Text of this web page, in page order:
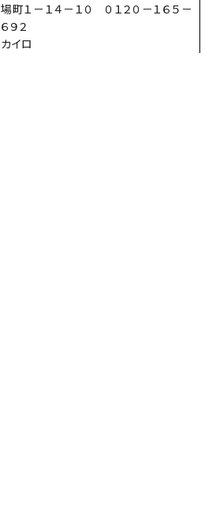
場町１－１４－１０ ０１２０－１６５－
６９２
カイロ